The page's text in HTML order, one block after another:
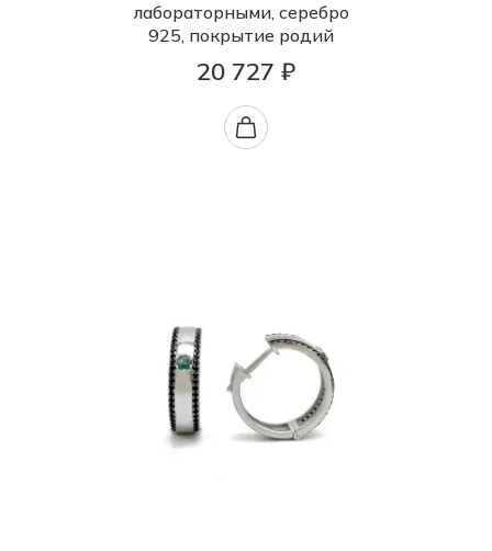
лабораторными, серебро
925, покрытие родий
20 727 ₽